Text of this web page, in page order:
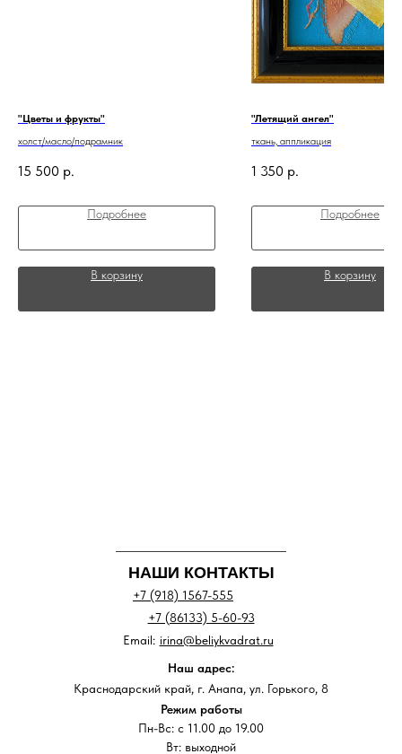
"Цветы и фрукты"
холст/масло/подрамник
15 500 р.
Подробнее
В корзину
"Летящий ангел"
ткань, аппликация
1 350 р.
Подробнее
В корзину
НАШИ КОНТАКТЫ
+7 (918) 1567-555
+7 (86133) 5-60-93
Наш адрес:
Краснодарский край, г. Анапа, ул. Горького, 8
Режим работы
Пн-Вс: с 11.00 до 19.00
Вт: выходной
irina@beliykvadrat.ru
Email: